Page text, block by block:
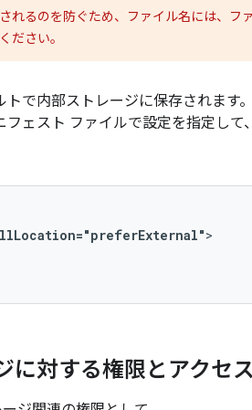
れるのを防ぐため、ファイル名には、
ださい。
トで内部ストレージに保存されます
フェスト ファイルで設定を指定し
に対する権限とアクセス